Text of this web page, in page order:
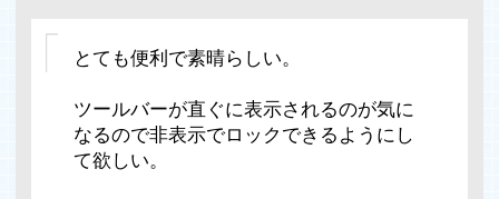
とても便利で素晴らしい。
ツールバーが直ぐに表示されるのが気に
なるので非表示でロックできるようにし
て欲しい。